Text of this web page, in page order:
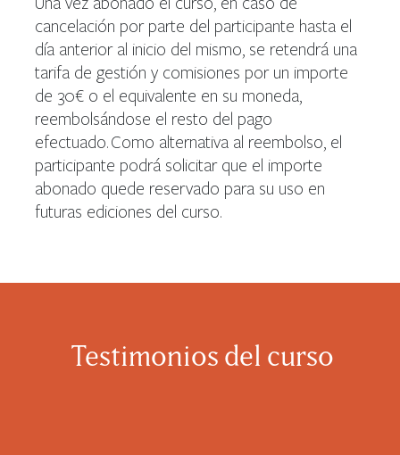
cancelación por parte del participante hasta el
día anterior al inicio del mismo, se retendrá una
tarifa de gestión y comisiones por un importe
de 30€ o el equivalente en su moneda,
reembolsándose el resto del pago
efectuado. Como alternativa al reembolso, el
participante podrá solicitar que el importe
abonado quede reservado para su uso en
futuras ediciones del curso.
Testimonios del curso​